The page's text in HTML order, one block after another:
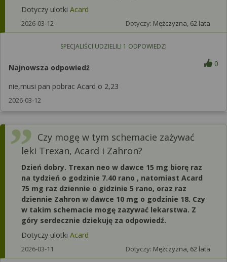
Dotyczy ulotki Acard
2026-03-12 Dotyczy: Mężczyzna, 62 lata
SPECJALIŚCI UDZIELILI 1 ODPOWIEDZI
Najnowsza odpowiedź 0
nie,musi pan pobrac Acard o 2,23
2026-03-12
Czy mogę w tym schemacie zażywać
leki Trexan, Acard i Zahron?
Dzień dobry. Trexan neo w dawce 15 mg biorę raz
na tydzień o godzinie 7.40 rano , natomiast Acard
75 mg raz dziennie o gidzinie 5 rano, oraz raz
dziennie Zahron w dawce 10 mg o godzinie 18. Czy
w takim schemacie mogę zazywać lekarstwa. Z
góry serdecznie dziekuję za odpowiedź.
Dotyczy ulotki Acard
2026-03-11 Dotyczy: Mężczyzna, 62 lata